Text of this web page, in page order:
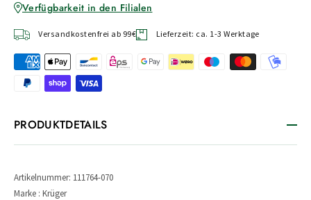
Verfügbarkeit in den Filialen
Versandkostenfrei ab 99€ Lieferzeit: ca. 1-3 Werktage
PRODUKTDETAILS
Artikelnummer: 111764-070
Marke : Krüger